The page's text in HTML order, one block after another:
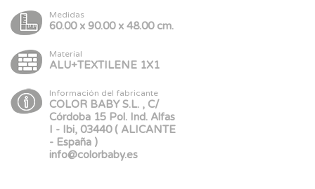
Medidas
60.00 x 90.00 x 48.00 cm.
Material
ALU+TEXTILENE 1X1
Información del fabricante
COLOR BABY S.L. , C/
Córdoba 15 Pol. Ind. Alfas
I - Ibi, 03440 ( ALICANTE
- España )
info@colorbaby.es